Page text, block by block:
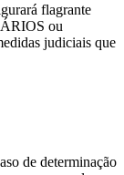
flagrante
ou
judiciais que
de determinação